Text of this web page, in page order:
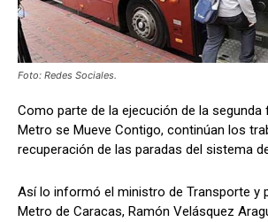
Foto: Redes Sociales.
Como parte de la ejecución de la segunda
Metro se Mueve Contigo, continúan los
recuperación de las paradas del sistema
Así lo informó el ministro de Transporte y
Metro de Caracas, Ramón Velásquez